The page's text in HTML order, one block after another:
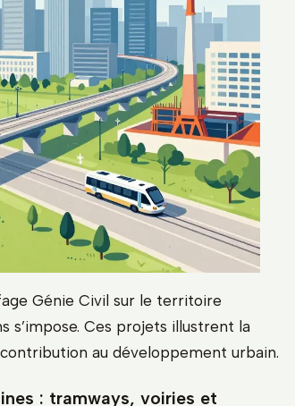
Génie Civil sur le territoire
s’impose. Ces projets illustrent la
au développement urbain.
: tramways, voiries et